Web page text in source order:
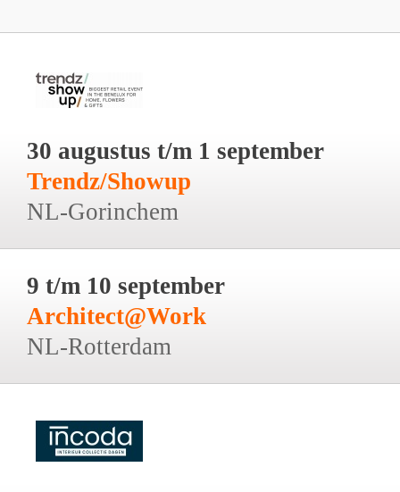
30 augustus t/m 1 september
Trendz/Showup
NL-Gorinchem
9 t/m 10 september
Architect@Work
NL-Rotterdam